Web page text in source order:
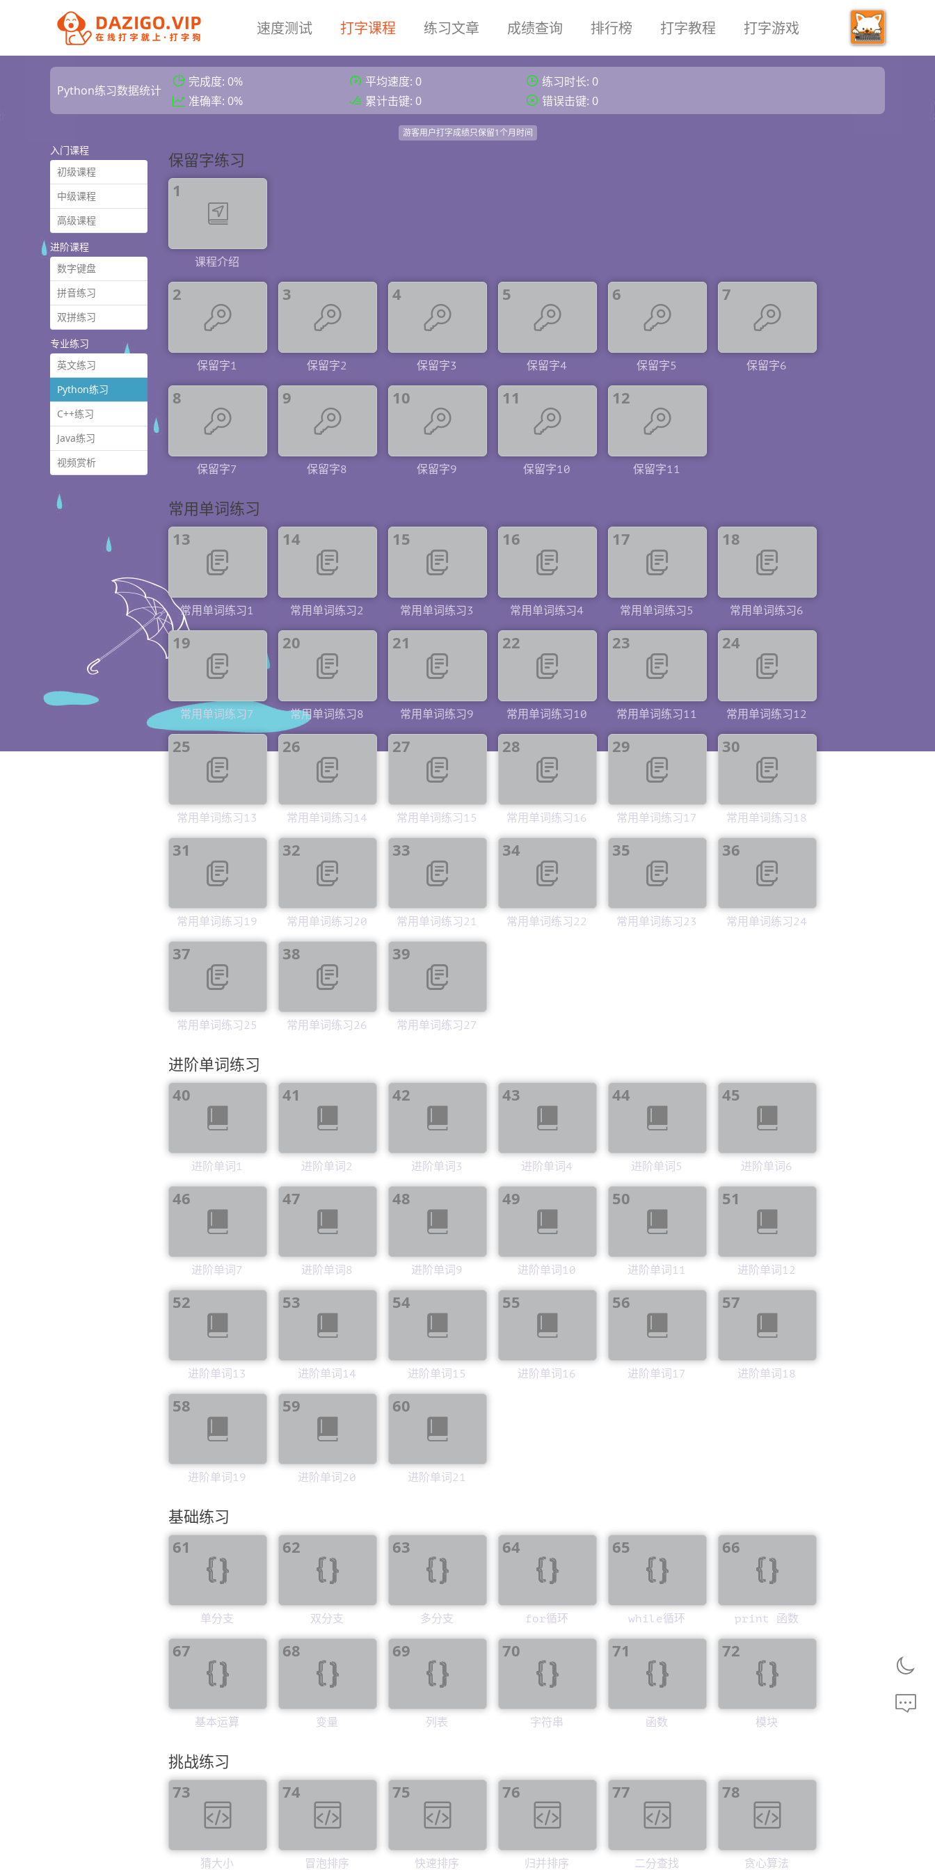
速度测试 打字课程 练习文章 成绩查询 排行榜 打字教程 打字游戏
Python练习数据统计
完成度: 0% 平均速度: 0 练习时长: 0
准确率: 0%
累计击键: 0 错误击键: 0
游客用户打字成绩只保留1个月时间
入门课程
初级课程
中级课程
高级课程
进阶课程
数字键盘
拼音练习
双拼练习
专业练习
英文练习
Python练习
C++练习
Java练习
视频赏析
保留字练习
1
课程介绍
2
保留字1
3
保留字2
4
保留字3
5
保留字4
6
保留字5
7
保留字6
8
保留字7
9
保留字8
10
保留字9
11
保留字10
12
保留字11
常用单词练习
13
常用单词练习1
14
常用单词练习2
15
常用单词练习3
16
常用单词练习4
17
常用单词练习5
18
常用单词练习6
19
常用单词练习7
20
常用单词练习8
21
常用单词练习9
22
常用单词练习10
23
常用单词练习11
24
常用单词练习12
25
常用单词练习13
26
常用单词练习14
27
常用单词练习15
28
常用单词练习16
29
常用单词练习17
30
常用单词练习18
31
常用单词练习19
32
常用单词练习20
33
常用单词练习21
34
常用单词练习22
35
常用单词练习23
36
常用单词练习24
37
常用单词练习25
38
常用单词练习26
39
常用单词练习27
进阶单词练习
40
进阶单词1
41
进阶单词2
42
进阶单词3
43
进阶单词4
44
进阶单词5
45
进阶单词6
46
进阶单词7
47
进阶单词8
48
进阶单词9
49
进阶单词10
50
进阶单词11
51
进阶单词12
52
进阶单词13
53
进阶单词14
54
进阶单词15
55
进阶单词16
56
进阶单词17
57
进阶单词18
58
进阶单词19
59
进阶单词20
60
进阶单词21
基础练习
61
单分支
62
双分支
63
多分支
64
for循环
65
while循环
66
print 函数
67
基本运算
68
变量
69
列表
70
字符串
71
函数
72
模块
挑战练习
73
猜大小
74
冒泡排序
75
快速排序
76
归并排序
77
二分查找
78
贪心算法